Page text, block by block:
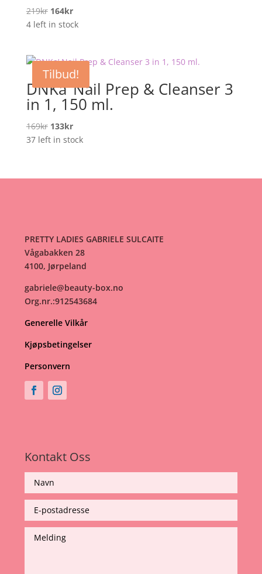
219kr Opprinnelig
pris
164krNåværende
pris
4 left in stock
Tilbud!
DNKa’ Nail Prep & Cleanser 3
in 1, 150 ml.
169kr Opprinnelig
pris
133krNåværende
pris
37 left in stock
PRETTY LADIES GABRIELE SULCAITE
Vågabakken 28
4100, Jørpeland
gabriele@beauty-box.no
Org.nr.:912543684
Generelle Vilkår
Kjøpsbetingelser
Personvern
Kontakt Oss